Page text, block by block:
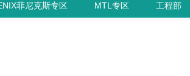
菲尼克斯专区 MTL专区 工程部